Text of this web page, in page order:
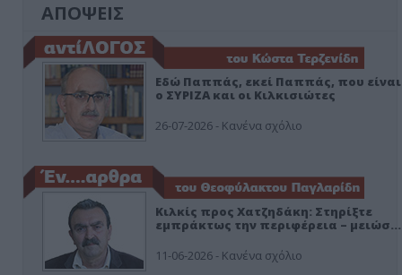
ΑΠΟΨΕΙΣ
Εδώ Παππάς, εκεί Παππάς, που είναι
ο ΣΥΡΙΖΑ και οι Κιλκισιώτες
26-07-2026 - Κανένα σχόλιο
Κιλκίς προς Χατζηδάκη: Στηρίξτε
εμπράκτως την περιφέρεια – μειώσ…
11-06-2026 - Κανένα σχόλιο